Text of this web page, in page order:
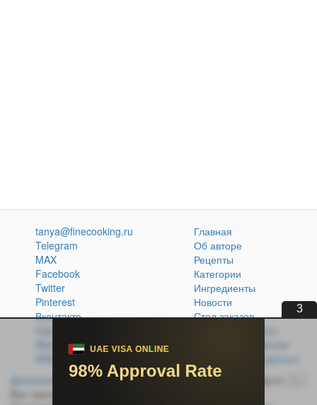
2
tanya@finecooking.ru
Telegram
MAX
Facebook
Twitter
Pinterest
Вконтакте
Одноклассники
Главная
Об авторе
Рецепты
Категории
Ингредиенты
Новости
Стол заказов
Кулинарная книга
Политика обработки
персональных данных
Домашняя кухня без проблем© 2014-2026 FineCooking.ru
Все тексты и фотографии, опубликованные на сайте